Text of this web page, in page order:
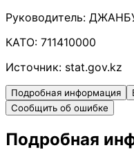
Руководитель:
КАТО: 711410000
Источник: stat.gov.kz
Подробная информация
Сообщить об ошибке
Подробная